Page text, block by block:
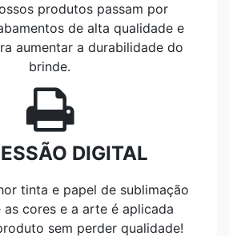
produtos passam por
de alta qualidade e
aumentar a durabilidade do
brinde.
DIGITAL
tinta e papel de sublimação
cores e a arte é aplicada
sem perder qualidade!